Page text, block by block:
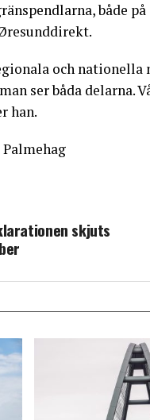
både
och
ser båda
han.
skjuts